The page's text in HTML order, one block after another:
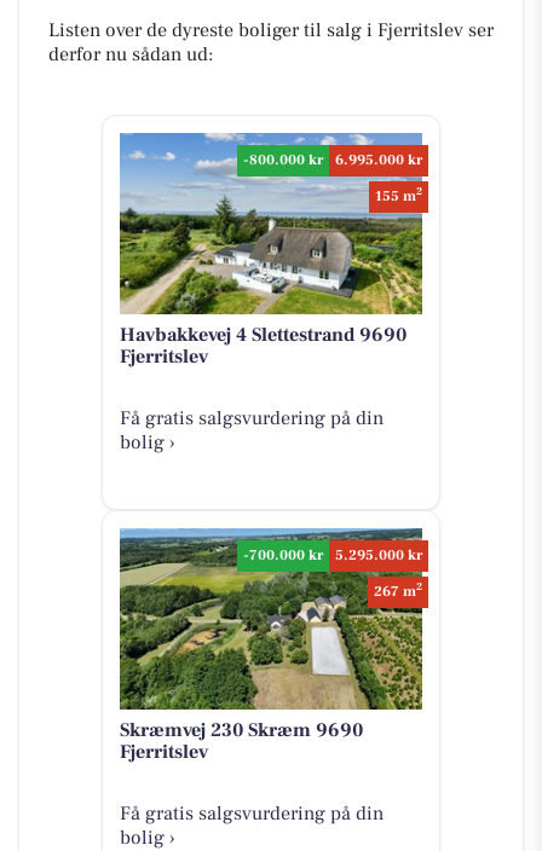
Listen over de dyreste boliger til salg i Fjerritslev ser
derfor nu sådan ud:
-800.000 kr
6.995.000 kr
155 m2
Havbakkevej 4 Slettestrand 9690
Fjerritslev
Få gratis salgsvurdering på din
bolig ›
-700.000 kr
5.295.000 kr
267 m2
Skræmvej 230 Skræm 9690
Fjerritslev
Få gratis salgsvurdering på din
bolig ›